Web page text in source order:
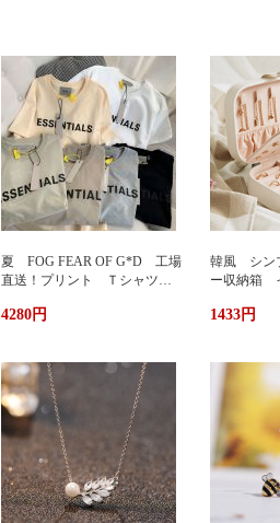
夏 FOG FEAR OF G*D 工場
直送！プリント Ｔシャツ
兼用 ユニセックス おしゃ
4280円
韓風 シン
ー収納箱
ックス ジ
い 小物
グ ピア
サリー ケ
1433円